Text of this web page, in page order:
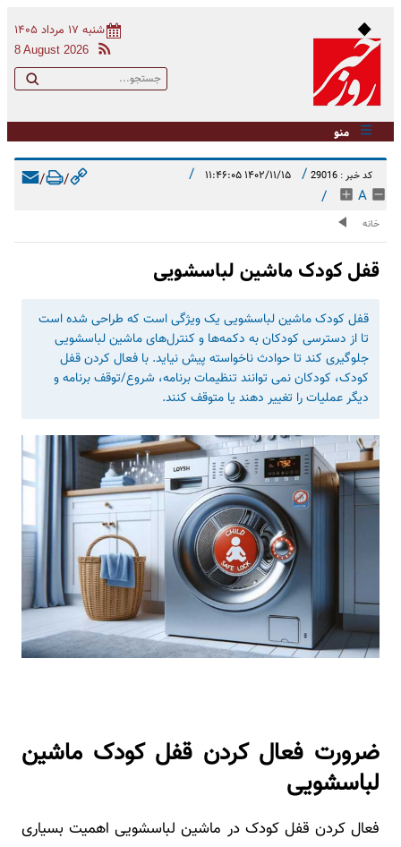
شنبه ۱۷ مرداد ۱۴۰۵
8 August 2026
منو
کد خبر : 29016 / ۱۴۰۲/۱۱/۱۵ ۱۱:۴۶:۰۵ /
A
/
/
/
خانه
قفل کودک ماشین لباسشویی
قفل کودک ماشین لباسشویی یک ویژگی است که طراحی شده است
تا از دسترسی کودکان به دکمه‌ها و کنترل‌های ماشین لباسشویی
جلوگیری کند تا حوادث ناخواسته پیش نیاید. با فعال کردن قفل
کودک، کودکان نمی‌ توانند تنظیمات برنامه، شروع/توقف برنامه و
دیگر عملیات را تغییر دهند یا متوقف کنند.
ضرورت فعال کردن قفل کودک ماشین
لباسشویی
فعال کردن قفل کودک در ماشین لباسشویی اهمیت بسیاری